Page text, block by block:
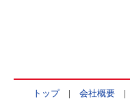
トップ| 会社概要|